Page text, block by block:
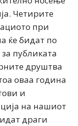
Четирите
при
ќе бидат по
публиката
друштва
оваа година
и
на нашиот
драги